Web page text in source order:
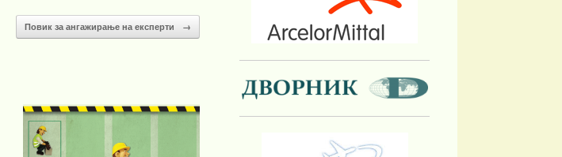
Повик за ангажирање на експерти →